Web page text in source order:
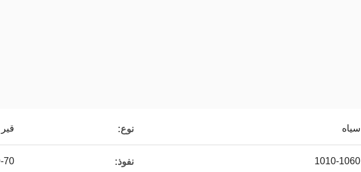
سیاه نوع: قیر
1010-1060 نفوذ: 70